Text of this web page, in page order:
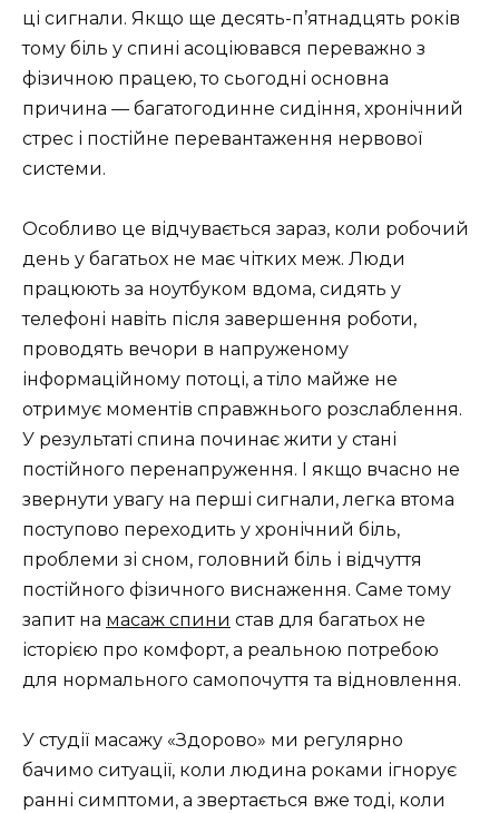
ці сигнали. Якщо ще десять-п’ятнадцять років
тому біль у спині асоціювався переважно з
фізичною працею, то сьогодні основна
причина — багатогодинне сидіння, хронічний
стрес і постійне перевантаження нервової
системи.
Особливо це відчувається зараз, коли робочий
день у багатьох не має чітких меж. Люди
працюють за ноутбуком вдома, сидять у
телефоні навіть після завершення роботи,
проводять вечори в напруженому
інформаційному потоці, а тіло майже не
отримує моментів справжнього розслаблення.
У результаті спина починає жити у стані
постійного перенапруження. І якщо вчасно не
звернути увагу на перші сигнали, легка втома
поступово переходить у хронічний біль,
проблеми зі сном, головний біль і відчуття
постійного фізичного виснаження. Саме тому
запит на масаж спини став для багатьох не
історією про комфорт, а реальною потребою
для нормального самопочуття та відновлення.
У студії масажу «Здорово» ми регулярно
бачимо ситуації, коли людина роками ігнорує
ранні симптоми, а звертається вже тоді, коли